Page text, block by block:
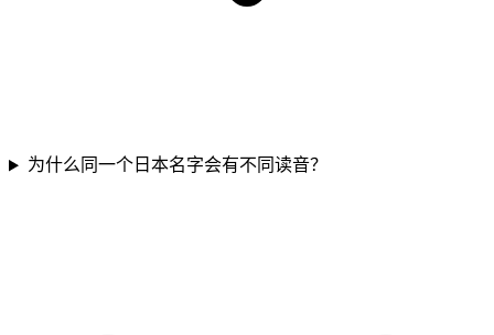
为什么同一个日本名字会有不同读音？